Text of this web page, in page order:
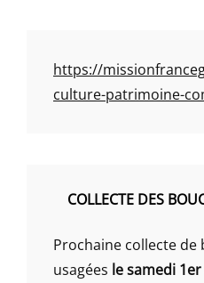
https://
culture-patrimoine-
COLLECTE DES
Prochaine collecte de
usagées le samedi